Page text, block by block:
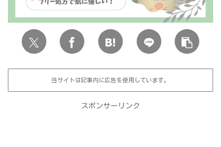
当サイトは記事内に広告を使用しています。
スポンサーリンク